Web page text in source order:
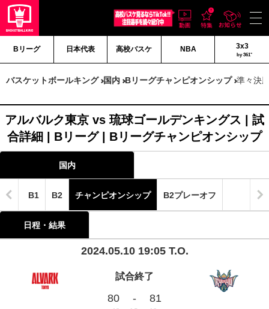
Bリーグ 日本代表 高校バスケ NBA 3x3
by 361°
バスケットボールキング 国内 Bリーグチャンピオンシップ 準々決
アルバルク東京 vs 琉球ゴールデンキングス | 試
合詳細 | Bリーグ | Bリーグチャンピオンシップ
国内
B1 B2 チャンピオンシップ B2プレーオフ
日程・結果
2024.05.10 19:05 T.O.
試合終了
80 - 81